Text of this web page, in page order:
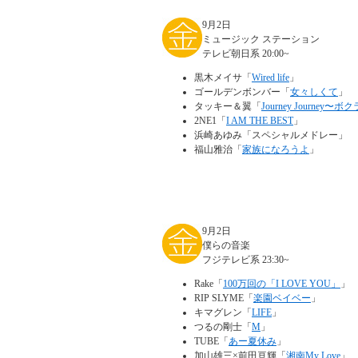
9月2日
ミュージック ステーション
テレビ朝日系 20:00~
黒木メイサ「 Wired life 」
ゴールデンボンバー「 女々しくて 」
タッキー＆翼「 Journey Journey〜ボ
2NE1「 I AM THE BEST」
浜崎あゆみ「スペシャルメドレー」
福山雅治「 家族になろうよ 」
9月2日
僕らの音楽
フジテレビ系 23:30~
Rake「 100万回の「I LOVE YOU」
」
RIP SLYME「 楽園ベイベー 」
キマグレン「 LIFE 」
つるの剛士「 M 」
TUBE「 あー夏休み 」
加山雄三×前田亘輝「 湘南My Love 」